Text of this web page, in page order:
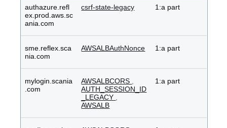
authazure.refl
ex.prod.aws.sc
ania.com
csrf-state-legacy 1:a part
sme.reflex.sca
nia.com
AWSALBAuthNonce 1:a part
mylogin.scania
.com
AWSALBCORS
AUTH_SESSION_ID
_LEGACY
AWSALB
1:a part